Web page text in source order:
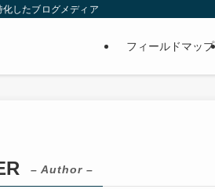
したブログメディア
フィールドマップ
– Author –